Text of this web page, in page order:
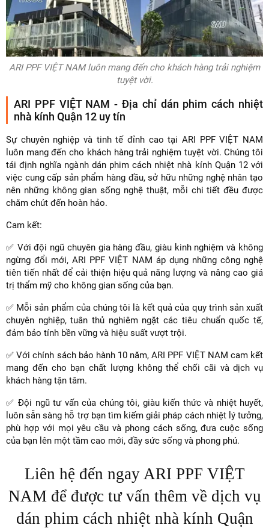
ARI PPF VIỆT NAM luôn mang đến cho khách hàng trải nghiệm
tuyệt vời.
ARI PPF VIỆT NAM - Địa chỉ dán phim cách nhiệt
nhà kính Quận 12 uy tín
Sự chuyên nghiệp và tinh tế đỉnh cao tại ARI PPF VIỆT NAM
luôn mang đến cho khách hàng trải nghiệm tuyệt vời. Chúng tôi
tái định nghĩa ngành dán phim cách nhiệt nhà kính Quận 12 với
việc cung cấp sản phẩm hàng đầu, sở hữu những nghệ nhân tạo
nên những không gian sống nghệ thuật, mỗi chi tiết đều được
chăm chút đến hoàn hảo.
Cam kết:
✅ Với đội ngũ chuyên gia hàng đầu, giàu kinh nghiệm và không
ngừng đổi mới, ARI PPF VIỆT NAM áp dụng những công nghệ
tiên tiến nhất để cải thiện hiệu quả năng lượng và nâng cao giá
trị thẩm mỹ cho không gian sống của bạn.
✅ Mỗi sản phẩm của chúng tôi là kết quả của quy trình sản xuất
chuyên nghiệp, tuân thủ nghiêm ngặt các tiêu chuẩn quốc tế,
đảm bảo tính bền vững và hiệu suất vượt trội.
✅ Với chính sách bảo hành 10 năm, ARI PPF VIỆT NAM cam kết
mang đến cho bạn chất lượng không thể chối cãi và dịch vụ
khách hàng tận tâm.
✅ Đội ngũ tư vấn của chúng tôi, giàu kiến thức và nhiệt huyết,
luôn sẵn sàng hỗ trợ bạn tìm kiếm giải pháp cách nhiệt lý tưởng,
phù hợp với mọi yêu cầu và phong cách sống, đưa cuộc sống
của bạn lên một tầm cao mới, đầy sức sống và phong phú.
Liên hệ đến ngay ARI PPF VIỆT
NAM để được tư vấn thêm về dịch vụ
dán phim cách nhiệt nhà kính Quận